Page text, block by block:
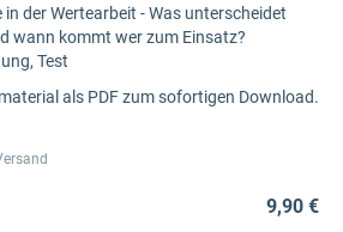
in der Wertearbeit - Was unterscheidet
wann kommt wer zum Einsatz?
Test
als PDF zum sofortigen Download.
9,90 €